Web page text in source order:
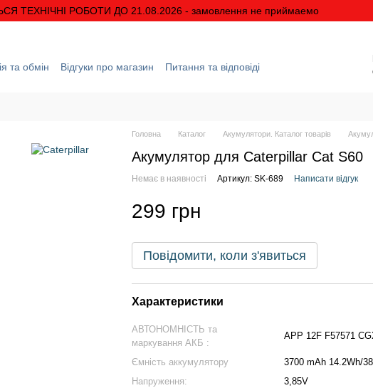
ТЕХНІЧНІ РОБОТИ ДО 21.08.2026 - замовлення не приймаемо
та обмін Відгуки про магазин
Питання та відповіді
Головна Каталог Акумулятори. Каталог товарів
Акумулятор для Caterpillar Cat S60
Немає в наявності Артикул: SK-689 Написати відгук
299 грн
Повідомити, коли з'явиться
Характеристики
АВТОНОМНІСТЬ та
маркування АКБ :
APP 12F F57571
Ємність аккумулятору
3700 mAh 14.2Wh/
Напруження:
3,85V